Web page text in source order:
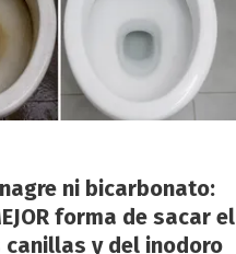
ni bicarbonato:
forma de sacar el
y del inodoro